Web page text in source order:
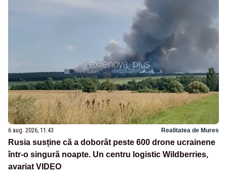
6 aug. 2026, 11:43 Realitatea de Mures
Rusia susține că a doborât peste 600 drone ucrainene
într-o singură noapte. Un centru logistic Wildberries,
avariat VIDEO